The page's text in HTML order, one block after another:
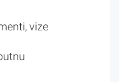
vize